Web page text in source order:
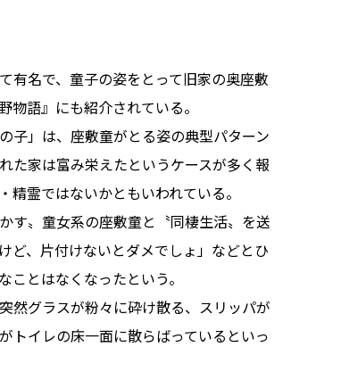
有名で、童子の姿をとって旧家の奥座敷
語』にも紹介されている。
子」は、座敷童がとる姿の典型パターン
た家は富み栄えたというケースが多く報
霊ではないかともいわれている。
す〟童女系の座敷童と〝同棲生活〟を送
ど、片付けないとダメでしょ」などとひ
とはなくなったという。
然グラスが粉々に砕け散る、スリッパが
トイレの床一面に散らばっているといっ